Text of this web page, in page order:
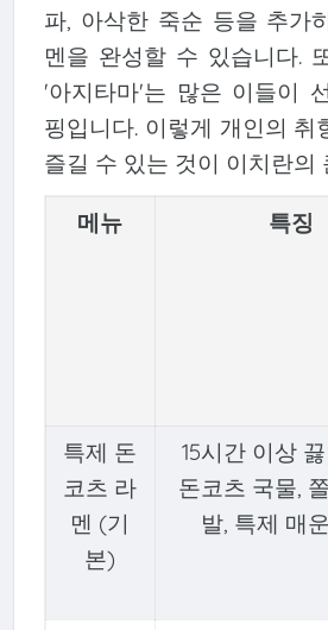
파, 아삭한 죽순 등을 추가
멘을 완성할 수 있습니다.
'아지타마'는 많은 이들이
핑입니다. 이렇게 개인의 취
즐길 수 있는 것이 이치란의
메뉴 특징
특제 돈
코츠 라
멘 (기
본)
15시간 이상
돈코츠 국물,
발, 특제 매